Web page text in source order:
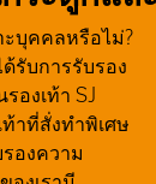
บุคคลหรือไม่?
รับการรับรอง
องเท้า SJ
าที่สั่งทำพิเศษ
องความ